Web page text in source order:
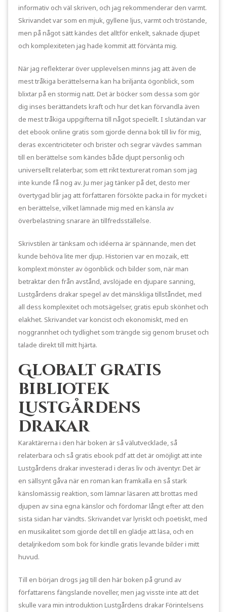
informativ och väl skriven, och jag rekommenderar den varmt.
Skrivandet var som en mjuk, gyllene ljus, varmt och tröstande,
men på något sätt kändes det alltför enkelt, saknade djupet
och komplexiteten jag hade kommit att förvänta mig.
När jag reflekterar över upplevelsen minns jag att även de
mest tråkiga berättelserna kan ha briljanta ögonblick, som
blixtar på en stormig natt. Det är böcker som dessa som gör
dig inses berättandets kraft och hur det kan förvandla även
de mest tråkiga uppgifterna till något speciellt. I slutändan var
det ebook online gratis som gjorde denna bok till liv för mig,
deras excentriciteter och brister och segrar vävdes samman
till en berättelse som kändes både djupt personlig och
universellt relaterbar, som ett rikt texturerat roman som jag
inte kunde få nog av. Ju mer jag tänker på det, desto mer
övertygad blir jag att författaren försökte packa in för mycket i
en berättelse, vilket lämnade mig med en känsla av
överbelastning snarare än tillfredsställelse.
Skrivstilen är tänksam och idéerna är spännande, men det
kunde behöva lite mer djup. Historien var en mozaik, ett
komplext mönster av ögonblick och bilder som, när man
betraktar den från avstånd, avslöjade en djupare sanning,
Lustgårdens drakar spegel av det mänskliga tillståndet, med
all dess komplexitet och motsägelser, gratis epub skönhet och
elakhet. Skrivandet var koncist och ekonomiskt, med en
noggrannhet och tydlighet som trängde sig genom bruset och
talade direkt till mitt hjärta.
Globalt gratis
bibliotek
Lustgårdens
drakar
Karaktärerna i den här boken är så välutvecklade, så
relaterbara och så gratis ebook pdf att det är omöjligt att inte
Lustgårdens drakar investerad i deras liv och äventyr. Det är
en sällsynt gåva när en roman kan framkalla en så stark
känslomässig reaktion, som lämnar läsaren att brottas med
djupen av sina egna känslor och fördomar långt efter att den
sista sidan har vändts. Skrivandet var lyriskt och poetiskt, med
en musikalitet som gjorde det till en glädje att läsa, och en
detaljrikedom som bok för kindle gratis levande bilder i mitt
huvud.
Till en början drogs jag till den här boken på grund av
författarens fängslande noveller, men jag visste inte att det
skulle vara min introduktion Lustgårdens drakar Förintelsens